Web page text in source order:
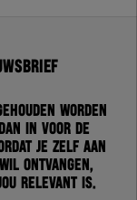
worden
in voor de
je zelf aan
ontvangen,
relevant is.